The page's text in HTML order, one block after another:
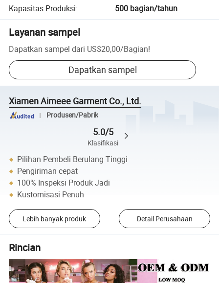
Kapasitas Produksi: 500 bagian/tahun
Layanan sampel
Dapatkan sampel dari US$20,00/Bagian!
Dapatkan sampel
Xiamen Aimeee Garment Co., Ltd.
Produsen/Pabrik
5.0/5
Klasifikasi
Pilihan Pembeli Berulang Tinggi
Pengiriman cepat
100% Inspeksi Produk Jadi
Kustomisasi Penuh
Lebih banyak produk Detail Perusahaan
Rincian